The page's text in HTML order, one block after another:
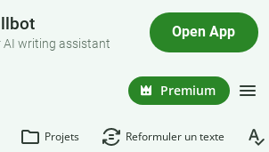
AI writing assistant
Open App
Premium
Projets Reformuler un texte